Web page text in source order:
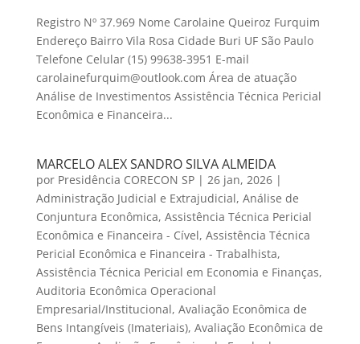
Registro Nº 37.969 Nome Carolaine Queiroz Furquim
Endereço Bairro Vila Rosa Cidade Buri UF São Paulo
Telefone Celular (15) 99638-3951 E-mail
carolainefurquim@outlook.com Área de atuação
Análise de Investimentos Assistência Técnica Pericial
Econômica e Financeira...
MARCELO ALEX SANDRO SILVA ALMEIDA
por Presidência CORECON SP| 26 jan, 2026|
Administração Judicial e Extrajudicial, Análise de
Conjuntura Econômica, Assistência Técnica Pericial
Econômica e Financeira - Cível, Assistência Técnica
Pericial Econômica e Financeira - Trabalhista,
Assistência Técnica Pericial em Economia e Finanças,
Auditoria Econômica Operacional
Empresarial/Institucional, Avaliação Econômica de
Bens Intangíveis (Imateriais), Avaliação Econômica de